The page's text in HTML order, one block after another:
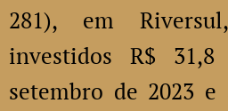
281), em
investidos R$
setembro de 2023 e